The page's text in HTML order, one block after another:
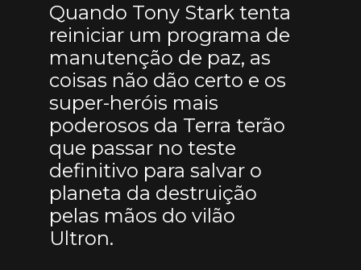
Quando Tony Stark tenta
reiniciar um programa de
manutenção de paz, as
coisas não dão certo e os
super-heróis mais
poderosos da Terra terão
que passar no teste
definitivo para salvar o
planeta da destruição
pelas mãos do vilão
Ultron.